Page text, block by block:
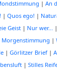
| An
| Quos ego! |
Geist| Nur wer... |
Morgenstimmung |
| Görlitzer Brief|
| Stilles